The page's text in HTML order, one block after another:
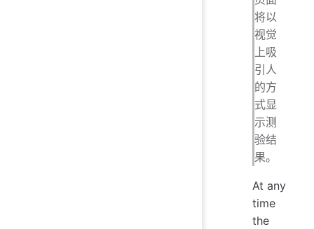
将以
视觉
上吸
引人
的方
式显
示测
验结
果。
At any
time
the